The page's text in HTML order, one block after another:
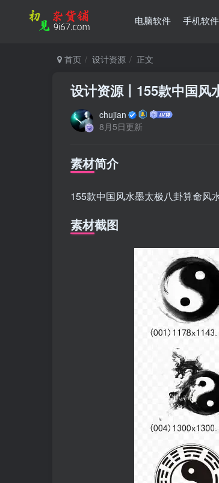
电脑软件 手机软件
首页 设计资源 正文
设计资源丨155款中国风
chujian
8月5日更新
素材简介
155款中国风水墨太极八卦算命风
素材截图